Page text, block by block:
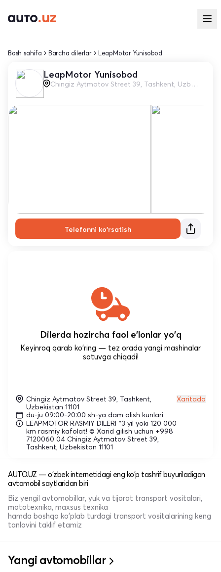
Bosh sahifa Barcha dilerlar LeapMotor Yunisobod
LeapMotor Yunisobod
Chingiz Aytmatov Street 39, Tashkent, Uzbekistan 11101
Telefonni ko'rsatish
Xaritada
Chingiz Aytmatov Street 39, Tashkent,
Uzbekistan 11101
du-ju 09:00-20:00 sh-ya dam olish kunlari
LEAPMOTOR RASMIY DILERI *3 yil yoki 120 000
km rasmiy kafolat! © Xarid gilish uchun +998
7120060 04 Chingiz Aytmatov Street 39,
Tashkent, Uzbekistan 11101
Dilerda hozircha faol e'lonlar yo'q
Keyinroq qarab ko'ring — tez orada yangi mashinalar
sotuvga chiqadi!
AUTO.UZ — o'zbek internetidagi eng ko'p tashrif buyuriladigan
avtomobil saytlaridan biri
Biz yengil avtomobillar, yuk va tijorat transport vositalari,
mototexnika, maxsus texnika
hamda boshqa ko'plab turdagi transport vositalarining keng
tanlovini taklif etamiz
Yangi avtomobillar